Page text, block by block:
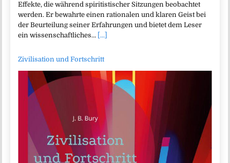
Effekte, die während spiritistischer Sitzungen beobachtet
werden. Er bewahrte einen rationalen und klaren Geist bei
der Beurteilung seiner Erfahrungen und bietet dem Leser
ein wissenschaftliches… [...]
Zivilisation und Fortschritt